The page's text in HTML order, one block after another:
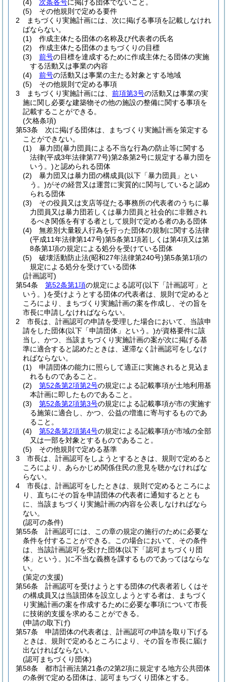
(4)
次条各号に掲げる団体でないこと。
(5)
その他規則で定める要件
2
まちづくり実施計画には、次に掲げる事項を記載しなけれ
ばならない。
(1)
作成主体たる団体の名称及び代表者の氏名
(2)
作成主体たる団体のまちづくりの目標
(3)
前号の目標を達成するために作成主体たる団体の実施
する活動又は事業の内容
(4)
前号の活動又は事業の主たる対象とする地域
(5)
その他規則で定める事項
3
まちづくり実施計画には、 前項第3号の活動又は事業の実
施に関し必要な建築物その他の施設の整備に関する事項を
記載することができる。
(欠格条項)
第53条
次に掲げる団体は、まちづくり実施計画を策定する
ことができない。
(1)
暴力団(暴力団員による不当な行為の防止等に関する
法律(平成3年法律第77号)第2条第2号に規定する暴力団を
いう。)と認められる団体
(2)
暴力団又は暴力団の構成員(以下「暴力団員」とい
う。)がその経営又は運営に実質的に関与していると認め
られる団体
(3)
その役員又は支店等従たる事務所の代表者のうちに暴
力団員又は暴力団若しくは暴力団員と社会的に非難され
るべき関係を有する者として規則で定める者のある団体
(4)
無差別大量殺人行為を行った団体の規制に関する法律
(平成11年法律第147号)第5条第1項若しくは第4項又は第
8条第1項の規定による処分を受けている団体
(5)
破壊活動防止法(昭和27年法律第240号)第5条第1項の
規定による処分を受けている団体
(計画認可)
第54条
第52条第1項の規定による認可(以下「計画認可」と
いう。)を受けようとする団体の代表者は、規則で定めると
ころにより、まちづくり実施計画の案を作成し、その旨を
市長に申請しなければならない。
2
市長は、計画認可の申請を受理した場合において、当該申
請をした団体(以下「申請団体」という。)が資格要件に該
当し、かつ、当該まちづくり実施計画の案が次に掲げる基
準に適合すると認めたときは、遅滞なく計画認可をしなけ
ればならない。
(1)
申請団体の能力に照らして適正に実施されると見込ま
れるものであること。
(2)
第52条第2項第2号の規定による記載事項が土地利用基
本計画に即したものであること。
(3)
第52条第2項第3号の規定による記載事項が市の実施す
る施策に適合し、かつ、公益の増進に寄与するものであ
ること。
(4)
第52条第2項第4号の規定による記載事項が市域の全部
又は一部を対象とするものであること。
(5)
その他規則で定める基準
3
市長は、計画認可をしようとするときは、規則で定めると
ころにより、あらかじめ関係住民の意見を聴かなければな
らない。
4
市長は、計画認可をしたときは、規則で定めるところによ
り、直ちにその旨を申請団体の代表者に通知するととも
に、当該まちづくり実施計画の内容を公表しなければなら
ない。
(認可の条件)
第55条
計画認可には、この章の規定の施行のために必要な
条件を付することができる。
この場合において、その条件
は、当該計画認可を受けた団体(以下「認可まちづくり団
体」という。)に不当な義務を課するものであってはならな
い。
(策定の支援)
第56条
計画認可を受けようとする団体の代表者若しくはそ
の構成員又は当該団体を設立しようとする者は、まちづく
り実施計画の案を作成するために必要な事項について市長
に技術的支援を求めることができる。
(申請の取下げ)
第57条
申請団体の代表者は、計画認可の申請を取り下げる
ときは、規則で定めるところにより、その旨を市長に届け
出なければならない。
(認可まちづくり団体)
第58条
都市計画法第21条の2第2項に規定する地方公共団体
の条例で定める団体は、認可まちづくり団体とする。